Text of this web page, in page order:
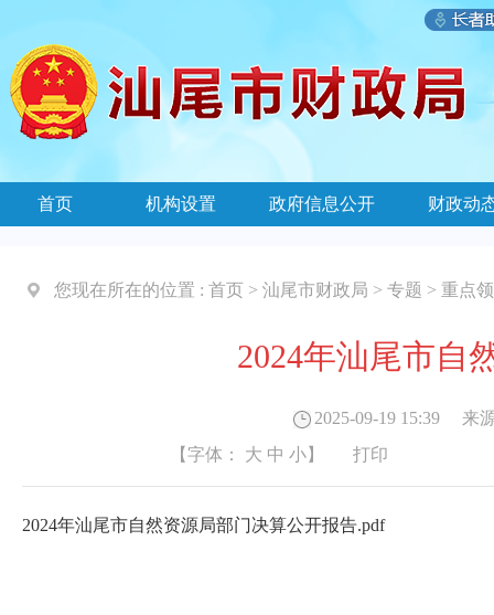
首页 机构设置 政府信息公开 财政动
您现在所在的位置 : 首页 > 汕尾市财政局 > 专题 > 重点
2024年汕尾市自
2025-09-19 15:39 来
【字体： 大 中 小】 打印
2024年汕尾市自然资源局部门决算公开报告.pdf